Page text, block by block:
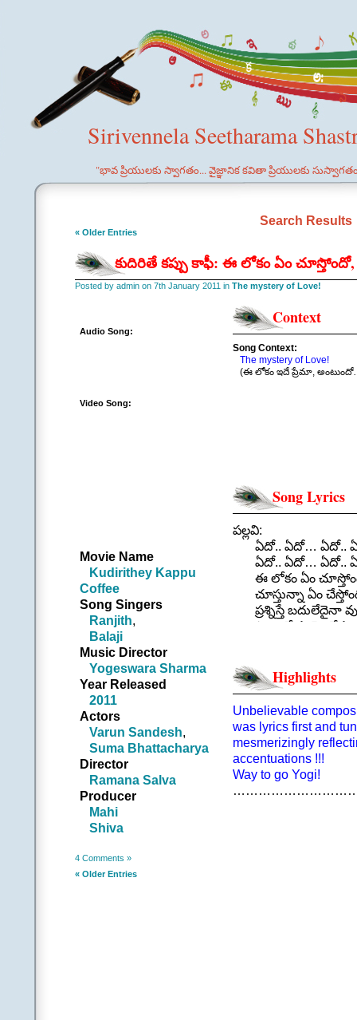
Sirivennela Seetharama
"భావ ప్రియులకు స్వాగతం... వైజ్ఞానిక కవితా ప్రియులకు
Search Results
« Older Entries
కుదిరితే కప్పు కాఫీ: ఈ లోకం ఏం చూస్తోందో,
Posted by admin on 7th January 2011 in The mystery of Love!
Audio Song:
Video Song:
Movie Name
Kudirithey Kappu
Coffee
Song Singers
Ranjith,
Balaji
Music Director
Yogeswara Sharma
Year Released
2011
Actors
Varun Sandesh,
Suma Bhattacharya
Director
Ramana Salva
Producer
Mahi
Shiva
Context
Song Context:
The mystery of Love!
(ఈ లోకం ఇదే ప్రేమా, అంటుందో…
Song Lyrics
పల్లవి:
ఏదో.. ఏదో… ఏదో..
ఏదో.. ఏదో… ఏదో..
ఈ లోకం ఏం
చూస్తున్నా ఏం
ప్రశ్నిస్తే బదులేదైనా
ప్రాణాలే పందెం వేస్తూ
||ఏదో||
చరణం 1:
గాలి వాటమే
కాలకూటమే
సంద్రంలో చేరే మోహం
కన్నీరే కోరే దాహం కాదా
ఉరెక్కి ఉయ్యాలూగే
Highlights
Unbelievable
was lyrics first and
mesmerizingly
accentuations !!!
Way to go Yogi!
4 Comments »
« Older Entries